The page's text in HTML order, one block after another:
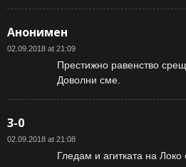
Анонимен
02.09.2018 at 21:09
Престижно равенство
Доволни сме.
3-0
02.09.2018 at 21:08
Гледам и агитката на